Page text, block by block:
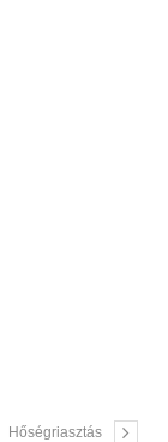
Hőségriasztás